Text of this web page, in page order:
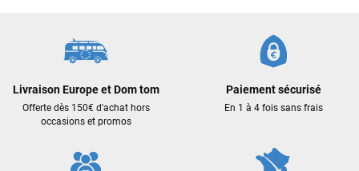
Livraison Europe et Dom tom
Offerte dès 150€ d'achat hors
occasions et promos
Paiement sécurisé
En 1 à 4 fois sans frais
le lendemain, et j’ai bien reçu tout le matériel dans un colis
propre et soigné. Plus qu’à tester ça sur l’eau ! Je
professionnalisme et sa réactivité.
Cela faisait 6 mois que je galérais à remplacer ma board eux